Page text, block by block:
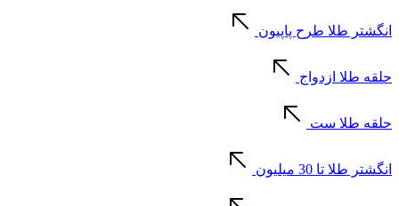
انگشتر طلا طرح پاپیون
حلقه طلا ازدواج
حلقه طلا ست
انگشتر طلا تا 30 میلیون